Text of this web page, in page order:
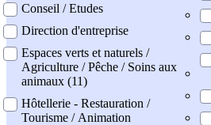
Conseil / Etudes
Direction d'entreprise
Espaces verts et naturels /
Agriculture / Pêche / Soins aux
animaux (11)
Hôtellerie - Restauration /
Tourisme / Animation